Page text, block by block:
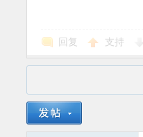
回复 支持